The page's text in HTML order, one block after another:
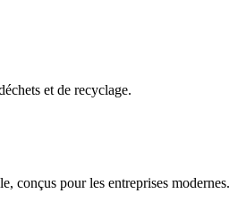
et de recyclage.
conçus pour les entreprises modernes.